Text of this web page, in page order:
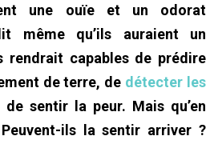
une ouïe et un odorat
même qu’ils auraient un
rendrait capables de prédire
de terre, de détecter les
de sentir la peur. Mais qu’en
ils la sentir arriver ?